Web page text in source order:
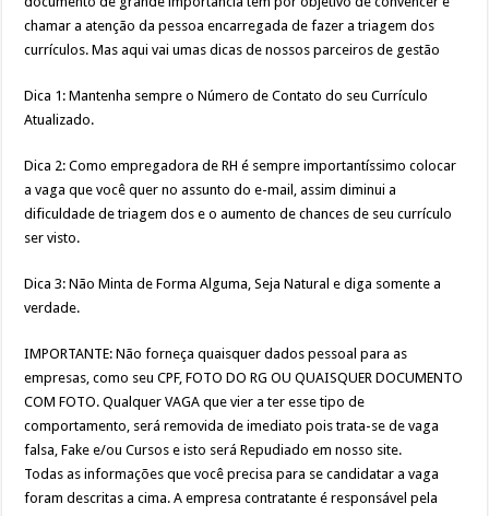
chamar a atenção da pessoa encarregada de fazer a triagem dos
currículos. Mas aqui vai umas dicas de nossos parceiros de gestão
Dica 1: Mantenha sempre o Número de Contato do seu Currículo
Atualizado.
Dica 2: Como empregadora de RH é sempre importantíssimo colocar
a vaga que você quer no assunto do e-mail, assim diminui a
dificuldade de triagem dos e o aumento de chances de seu currículo
ser visto.
Dica 3: Não Minta de Forma Alguma, Seja Natural e diga somente a
verdade.
IMPORTANTE: Não forneça quaisquer dados pessoal para as
empresas, como seu CPF, FOTO DO RG OU QUAISQUER DOCUMENTO
COM FOTO. Qualquer VAGA que vier a ter esse tipo de
comportamento, será removida de imediato pois trata-se de vaga
falsa, Fake e/ou Cursos e isto será Repudiado em nosso site.
Todas as informações que você precisa para se candidatar a vaga
foram descritas a cima. A empresa contratante é responsável pela